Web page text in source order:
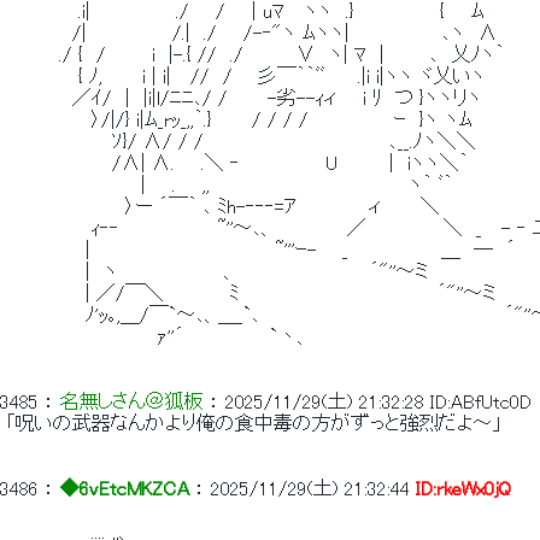
.i|　　　　　　 ./　　/　　| uﾏ　 ヽヽ　.}　　　　　　 {　　ﾑ
/|　　　　　　 /.|　./　　/-‐"ヽ ﾑヽヽ|　　　　　　　､ヽ　∧
./ {　/　　　 i　|-.{ //　./　　　　∨　ヽ| ﾏ　|　　　 ､　乂ﾉヽ｀　　　　
{ ﾉ,　　　i | i|　 //　/ 　 彡￣｀｀ﾞﾞ　
／ｲ/　|　|i|l/ﾆﾆ､/ /　　　-劣--ｨィ　　i ﾘ　つ }ヽヽリヽ　　　　　
〉/|/} i|ﾑ_rｯ_,,｀.}　　　/ / / /　　　　　　 ｰ　}ヽ ヽﾑ
ｿ}/ ∧/ / /　　　　　　　　　　　　　　､__.ﾉヽ＼＼
/∧| ∧.　　.＼ ‐　　　　　　 U　　 　 |　iヽヽ＼｀
|　　.　　,,　　　　　　　　　　　　　　　ヽ｀ ﾞ｀
〉ー ´￣｀ ､ ﾐh-‐‐‐=ｱ　　　　　 ィ　　　＼
ｨ‐‐　　　　　　　 ~''～､、　　　　　 ／　 　 　 　 ＼　_　 - ‐
|　　　　　　　　　　　　　　~'''ｰ- 　 _　　　　　　　＿　―　´　　
|　ヽ　　　　　　　　、　　　　　　　　　　´"''～ミ　　　　　　　　
| ／/￣＼　　　　　ﾐ　　　　　　　　　　　　　　　´"''～ミ　　　
ﾉ'ｯ｡,＿/￣`～､、＿_`､　　　　　　　　　　　　　　　　　　 ´"''
ｧ''´　　　　　　 `丶、　　　　　　　　　　　　　　　　　　　
3485 ： 名無しさん＠狐板 ： 2025/11/29(土) 21:32:28 ID:ABfUtc0D
「呪いの武器なんかより俺の食中毒の方がずっと強烈だよ～」
3486 ： ◆6vEtcMKZCA ： 2025/11/29(土) 21:32:44 ID:rkeWx0jQ
.... ,,、＿_